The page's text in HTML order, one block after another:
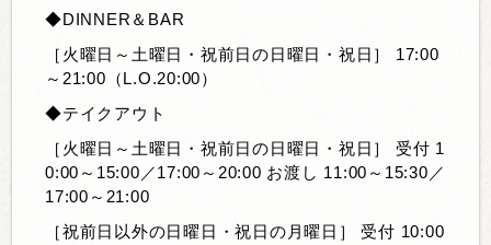
◆DINNER＆BAR
［火曜日～土曜日・祝前日の日曜日・祝日］ 17:00
～21:00（L.O.20:00）
◆テイクアウト
［火曜日～土曜日・祝前日の日曜日・祝日］ 受付 1
0:00～15:00／17:00～20:00 お渡し 11:00～15:30／
17:00～21:00
［祝前日以外の日曜日・祝日の月曜日］ 受付 10:00